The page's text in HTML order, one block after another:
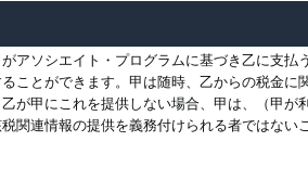
アソシエイト・プログラムに基づき乙に支
ことができます。甲は随時、乙からの税金
乙が甲にこれを提供しない場合、甲は、（甲
関連情報の提供を義務付けられる者ではな